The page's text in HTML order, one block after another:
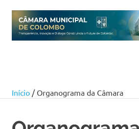
content
Início / Organograma da Câmara